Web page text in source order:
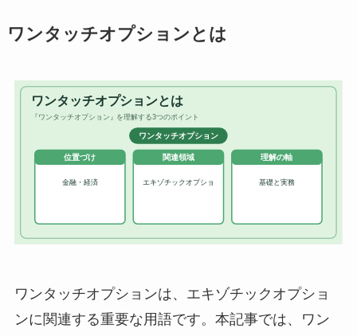
ワンタッチオプションとは
ワンタッチオプションは、エキゾチックオプショ
ンに関連する重要な用語です。本記事では、ワン